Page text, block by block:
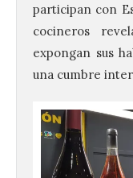
participan con
cocineros
expongan sus
una cumbre